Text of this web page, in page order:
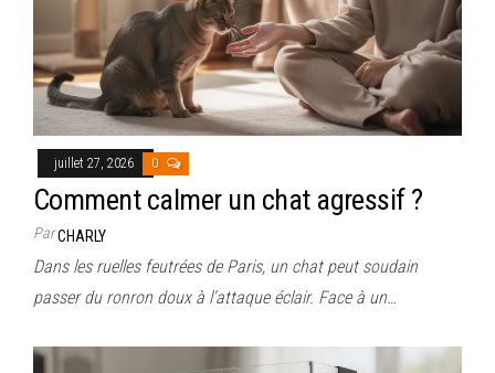
juillet 27, 2026 0
Comment calmer un chat agressif ?
ParCHARLY
Dans les ruelles feutrées de Paris, un chat peut soudain
passer du ronron doux à l’attaque éclair. Face à un…